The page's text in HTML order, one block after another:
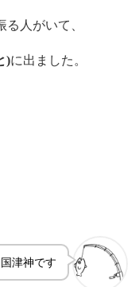
人がいて、
)に出ました。
国津神です